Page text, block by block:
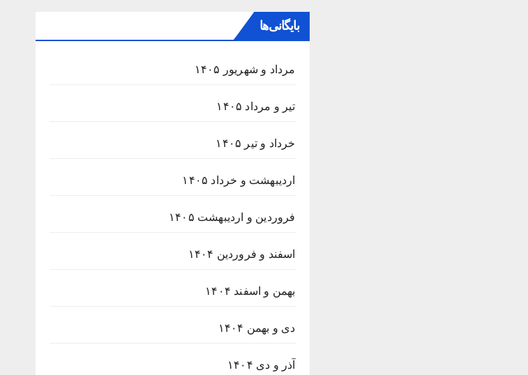
بایگانی‌ها
مرداد و شهریور ۱۴۰۵
تیر و مرداد ۱۴۰۵
خرداد و تیر ۱۴۰۵
اردیبهشت و خرداد ۱۴۰۵
فروردین و اردیبهشت ۱۴۰۵
اسفند و فروردین ۱۴۰۴
بهمن و اسفند ۱۴۰۴
دی و بهمن ۱۴۰۴
آذر و دی ۱۴۰۴